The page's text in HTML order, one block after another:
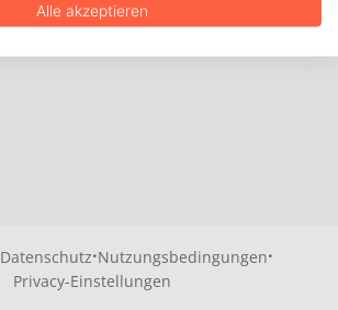
Datenschutz·Nutzungsbedingungen·
Privacy-Einstellungen
Alle akzeptieren